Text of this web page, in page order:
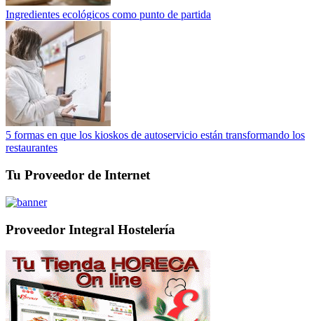
Ingredientes ecológicos como punto de partida
5 formas en que los kioskos de autoservicio están transformando los
restaurantes
Tu Proveedor de Internet
Proveedor Integral Hostelería